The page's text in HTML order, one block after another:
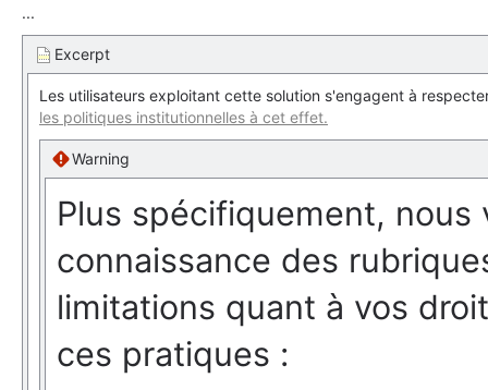
...
Excerpt
Les utilisateurs exploitant cette solution s'engagent à
les politiques institutionnelles à cet effet.
Warning
Plus spécifiquement, nous
connaissance des
limitations quant à vos
ces pratiques :